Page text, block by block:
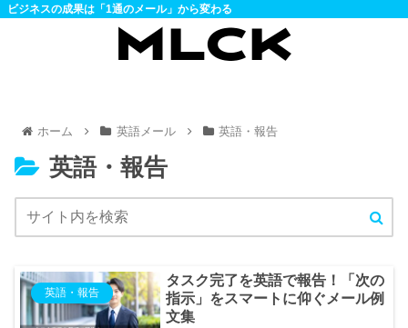
ビジネスの成果は「1通のメール」から変わる
ホーム 英語メール 英語・報告
英語・報告
英語・報告
タスク完了を英語で報告！「次の
指示」をスマートに仰ぐメール例
文集